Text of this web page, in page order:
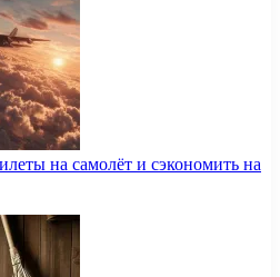
на самолёт и сэкономить на